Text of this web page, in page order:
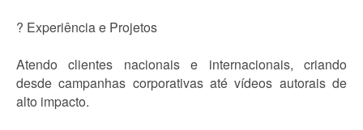
? Experiência e Projetos
Atendo clientes nacionais e internacionais, criando
desde campanhas corporativas até vídeos autorais de
alto impacto.